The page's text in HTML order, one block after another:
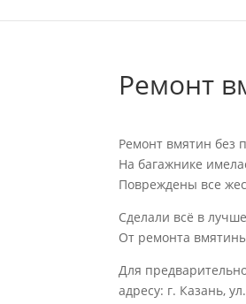
Ремонт
Ремонт вмятин без
На багажнике
Повреждены все
Сделали всё в
От ремонта
Для
адресу: г. Казань,